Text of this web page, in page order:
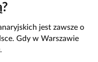
jest zawsze o
Gdy w Warszawie